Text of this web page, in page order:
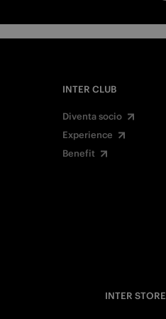
INTER CLUB
Diventa socio
Experience
Benefit
INTER STORE